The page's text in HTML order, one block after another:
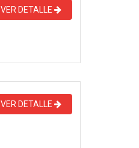
VER DETALLE
VER DETALLE